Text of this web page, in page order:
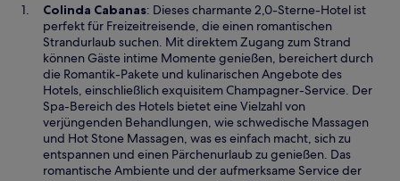
Colinda CabanasW
i
r
d
i
n
e
i
n
e
m
: Dieses charmante 2,0-Sterne-Hotel ist
perfekt für Freizeitreisende, die einen romantischen
Strandurlaub suchen. Mit direktem Zugang zum Strand
können Gäste intime Momente genießen, bereichert durch
die Romantik-Pakete und kulinarischen Angebote des
Hotels, einschließlich exquisitem Champagner-Service. Der
Spa-Bereich des Hotels bietet eine Vielzahl von
verjüngenden Behandlungen, wie schwedische Massagen
und Hot Stone Massagen, was es einfach macht, sich zu
entspannen und einen Pärchenurlaub zu genießen. Das
romantische Ambiente und der aufmerksame Service der